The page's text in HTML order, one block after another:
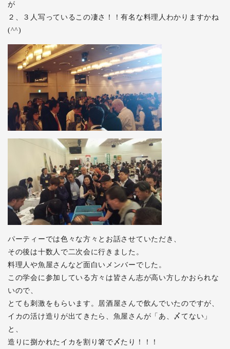
が
２、３人写っているこの凄さ！！有名な料理人わかりますかね
(^^)
パーティーでは色々な方々とお話させていただき、
その後は十数人で二次会に行きました。
料理人や魚屋さんなど面白いメンバーでした。
この学会に参加している方々は皆さん志が高い方しかおられな
いので、
とても刺激をもらいます。居酒屋さんで飲んでいたのですが、
イカの活け造りが出てきたら、魚屋さんが「あ、〆てない」
と、
造りに捌かれたイカを割り箸で〆たり！！！